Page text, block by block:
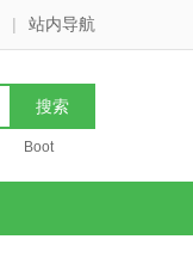
| 站内导航
Boot